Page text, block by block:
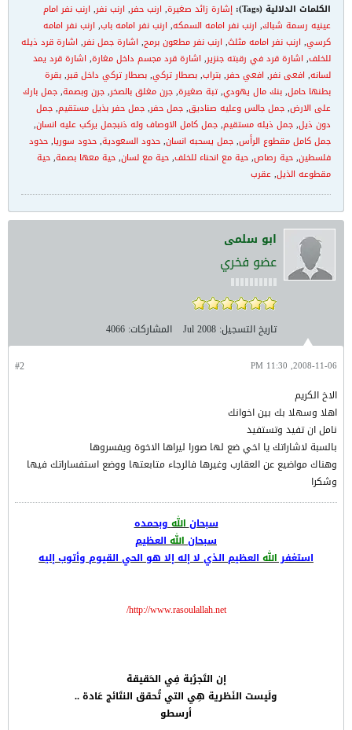
الكلمات الدلالية (Tags): إشارة زائد صغيرة, ارنب حفر, ارنب نفر, ارنب نفر امام
عينيه رسمة شباك, ارنب نفر امامه السمكه, ارنب نفر امامه باب, ارنب نفر امامه
كرسي, ارنب نفر امامه مثلث, ارنب نفر مطعون برمح, اشارة جمل نفر, اشارة قرد ذيله
للخلف, اشارة قرد في رقبته جنزير, اشارة قرد مجسم داخل مغارة, اشارة قرد يمد
لسانه, افعى نفر, افعي حفر,بتراب,بصطار تركي,بصطار تركي داخل قبر,بقرة
بطنها حامل,بنك مال يهودي,تبة صغيرة,جرن مغلق بالصخر,جرن وبصمة,جمل بارك
على الارض,جمل جالس وعليه صناديق,جمل حفر,جمل حفر بذيل مستقيم,جمل
دون ذيل,جمل ذيله مستقيم,جمل كامل الاوصاف وله ذنبجمل يركب عليه انسان,
جمل كامل مقطوع الرأس,جمل يسحبه انسان,حدود السعودية,حدود سوريا,حدود
فلسطين,حية رصاص,حية مع انحناء للخلف,حية مع لسان,حية معها بصمة,حية
مقطوعه الذيل,عقرب
ابو سلمى
عضو فخري
تاريخ التسجيل: Jul 2008 المشاركات: 4066
#2 2008-11-06, 11:30 PM
الاخ الكريم
اهلا وسهلا بك بين اخوانك
نامل ان تفيد وتستفيد
بالسبة لاشاراتك يا اخي ضع لها صورا ليراها الاخوة ويفسروها
وهناك مواضيع عن العقارب وغيرها فالرجاء متابعتها ووضع استفساراتك فيها
وشكرا
سبحاناللهوبحمده
سبحاناللهالعظيم
استغفراللهالعظيم الذي لا إله إلا هو الحي القيوم وأتوب إليه
http://www.rasoulallah.net/
إن التَجرُبة فِي الحَقيقة
ولَيست النَظرية هِي التي تُحقق النتَائج عَادة ..
أرسطو